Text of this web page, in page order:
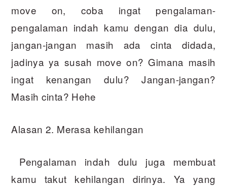
move on, coba ingat pengalaman-
pengalaman indah kamu dengan dia dulu,
jangan-jangan masih ada cinta didada,
jadinya ya susah move on? Gimana masih
ingat kenangan dulu? Jangan-jangan?
Masih cinta? Hehe
Alasan 2. Merasa kehilangan
Pengalaman indah dulu juga membuat
kamu takut kehilangan dirinya. Ya yang